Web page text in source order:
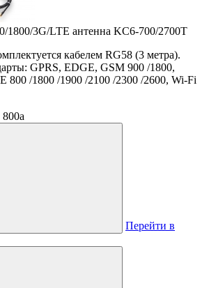
1800/3G/LTE антенна KC6-700/2700T
кабелем RG58 (3 метра).
GPRS, EDGE, GSM 900 /1800,
800 /1800 /1900 /2100 /2300 /2600, Wi-Fi
800a
Перейти в